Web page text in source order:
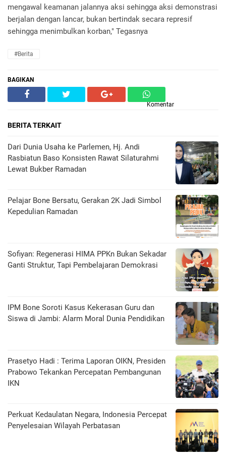
mengawal keamanan jalannya aksi sehingga aksi demonstrasi
berjalan dengan lancar, bukan bertindak secara represif
sehingga menimbulkan korban," Tegasnya
#Berita
BAGIKAN
Komentar
BERITA TERKAIT
Dari Dunia Usaha ke Parlemen, Hj. Andi
Rasbiatun Baso Konsisten Rawat Silaturahmi
Lewat Bukber Ramadan
Pelajar Bone Bersatu, Gerakan 2K Jadi Simbol
Kepedulian Ramadan
Sofiyan: Regenerasi HIMA PPKn Bukan Sekadar
Ganti Struktur, Tapi Pembelajaran Demokrasi
IPM Bone Soroti Kasus Kekerasan Guru dan
Siswa di Jambi: Alarm Moral Dunia Pendidikan
Prasetyo Hadi : Terima Laporan OIKN, Presiden
Prabowo Tekankan Percepatan Pembangunan
IKN
Perkuat Kedaulatan Negara, Indonesia Percepat
Penyelesaian Wilayah Perbatasan